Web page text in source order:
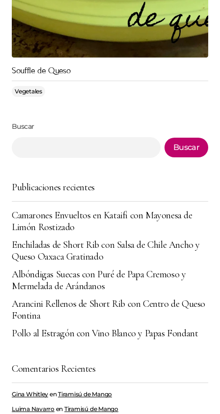
Souffle de Queso
Vegetales
Buscar
Buscar
Publicaciones recientes
Camarones Envueltos en Kataifi con Mayonesa de
Limón Rostizado
Enchiladas de Short Rib con Salsa de Chile Ancho y
Queso Oaxaca Gratinado
Albóndigas Suecas con Puré de Papa Cremoso y
Mermelada de Arándanos
Arancini Rellenos de Short Rib con Centro de Queso
Fontina
Pollo al Estragón con Vino Blanco y Papas Fondant
Comentarios Recientes
Gina Whitley enTiramisú de Mango
Luima Navarro en Tiramisú de Mango